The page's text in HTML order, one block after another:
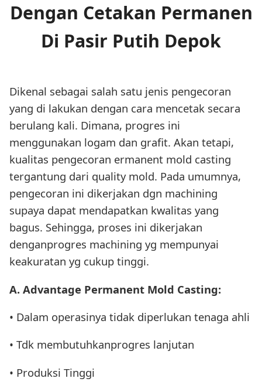
Dengan Cetakan Permanen
Di Pasir Putih Depok
Dikenal sebagai salah satu jenis pengecoran
yang di lakukan dengan cara mencetak secara
berulang kali. Dimana, progres ini
menggunakan logam dan grafit. Akan tetapi,
kualitas pengecoran ermanent mold casting
tergantung dari quality mold. Pada umumnya,
pengecoran ini dikerjakan dgn machining
supaya dapat mendapatkan kwalitas yang
bagus. Sehingga, proses ini dikerjakan
denganprogres machining yg mempunyai
keakuratan yg cukup tinggi.
A. Advantage Permanent Mold Casting:
• Dalam operasinya tidak diperlukan tenaga ahli
• Tdk membutuhkanprogres lanjutan
• Produksi Tinggi